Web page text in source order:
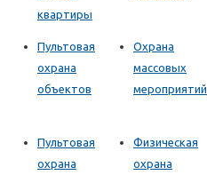
квартиры
Пультовая
охрана
объектов
Охрана
массовых
мероприятий
Пультовая
охрана
Физическая
охрана